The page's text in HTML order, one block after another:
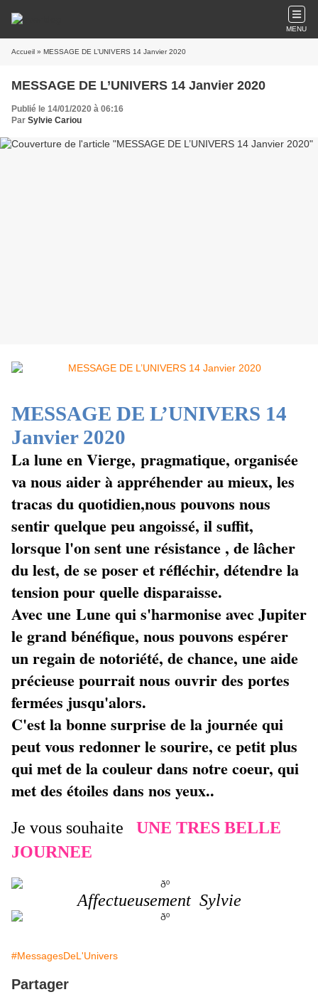
MENU
Accueil » MESSAGE DE L’UNIVERS 14 Janvier 2020
MESSAGE DE L’UNIVERS 14 Janvier 2020
Publié le 14/01/2020 à 06:16
Par Sylvie Cariou
MESSAGE DE L’UNIVERS 14
Janvier 2020
La lune en Vierge, pragmatique, organisée
va nous aider à appréhender au mieux, les
tracas du quotidien,nous pouvons nous
sentir quelque peu angoissé, il suffit,
lorsque l'on sent une résistance , de lâcher
du lest, de se poser et réfléchir, détendre la
tension pour quelle disparaisse.
Avec une Lune qui s'harmonise avec Jupiter
le grand bénéfique, nous pouvons espérer
un regain de notoriété, de chance, une aide
précieuse pourrait nous ouvrir des portes
fermées jusqu'alors.
C'est la bonne surprise de la journée qui
peut vous redonner le sourire, ce petit plus
qui met de la couleur dans notre coeur, qui
met des étoiles dans nos yeux..
Je vous souhaite
UNE TRES BELLE
JOURNEE
Affectueusement Sylvie
#MessagesDeL'Univers
Partager